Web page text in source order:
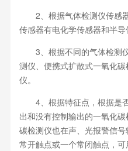
2、根据气体检测仪传感
传感器有电化学传感器和半导
3、根据不同的气体检测
测仪、便携式扩散式一氧化
仪。
4、根据特征点，根据是
出和没有控制输出的一氧化
碳检测仪也在声、光报警信
常开触点或一个常闭触点，